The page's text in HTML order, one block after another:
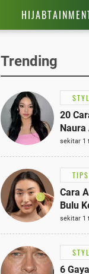
Trending
20
Naura
Tahun
Kaftan
sekitar 1
TIPS
Cara
Bulu
sekitar 1
6